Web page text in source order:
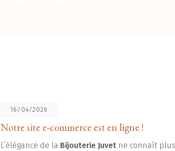
16/04/2026
Notre site e-commerce est en ligne !
L’élégance de la Bijouterie Juvet ne connaît